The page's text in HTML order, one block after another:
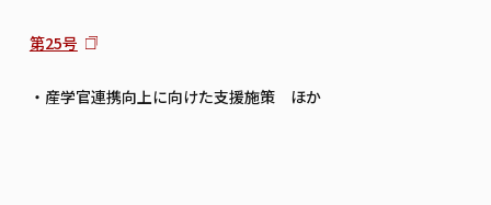
第25号
・産学官連携向上に向けた支援施策 ほか